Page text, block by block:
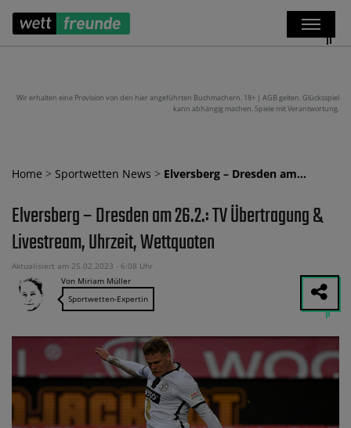
Wir erhalten eine Provision von den hier angeführten Buchmachern. 18+ | AGB gelten. Glücksspiel
kann abhängig machen. Spiele mit Verantwortung.
Home > Sportwetten News > Elversberg – Dresden am…
Elversberg – Dresden am 26.2.: TV Übertragung &
Livestream, Uhrzeit, Wettquoten
Aktualisiert am 25.02.2023 - 6:08 Uhr
Von Miriam Müller
Sportwetten-Expertin